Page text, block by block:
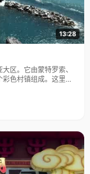
13:28
区。它由蒙特罗索、
色村镇组成。这里依